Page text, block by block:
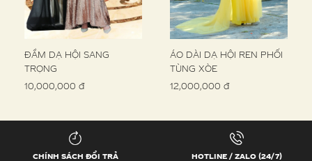
ĐẦM DẠ HỘI SANG
TRỌNG
10,000,000 đ
ÁO DÀI DẠ HỘI REN PHỐI
TÙNG XÒE
12,000,000 đ
CHÍNH SÁCH ĐỔI TRẢ
HOTLINE / ZALO (24/7)